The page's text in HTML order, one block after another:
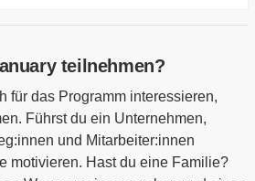
teilnehmen?
für das Programm interessieren,
Führst du ein Unternehmen,
und Mitarbeiter:innen
motivieren. Hast du eine Familie?